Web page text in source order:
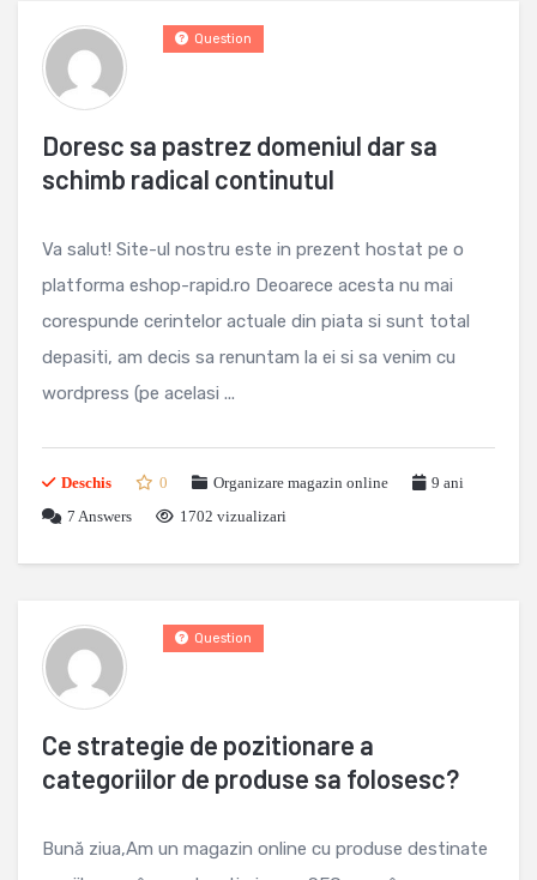
Doresc sa pastrez domeniul dar sa
schimb radical continutul
Question
Va salut! Site-ul nostru este in prezent hostat pe o
platforma eshop-rapid.ro Deoarece acesta nu mai
corespunde cerintelor actuale din piata si sunt total
depasiti, am decis sa renuntam la ei si sa venim cu
wordpress (pe acelasi ...
Deschis 0 Organizare magazin online
9 ani
7 Answers 1702 vizualizari
Ce strategie de pozitionare a
categoriilor de produse sa folosesc?
Question
Bună ziua,Am un magazin online cu produse destinate